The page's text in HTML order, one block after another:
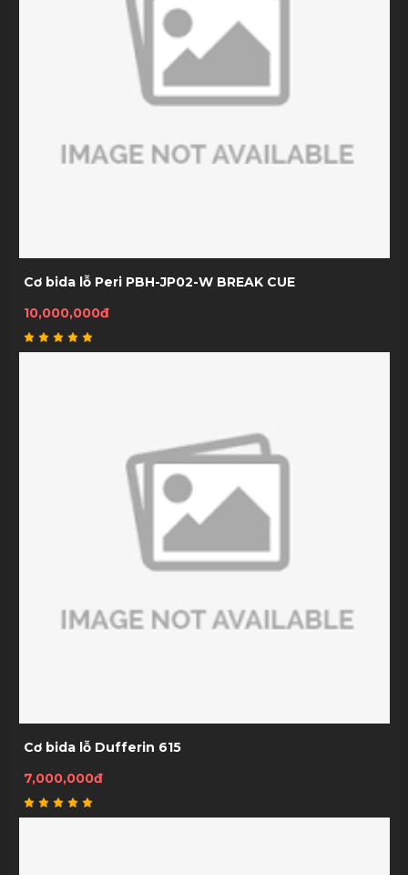
Cơ bida lỗ Peri PBH-JP02-W BREAK CUE
10,000,000đ
Cơ bida lỗ Dufferin 615
7,000,000đ